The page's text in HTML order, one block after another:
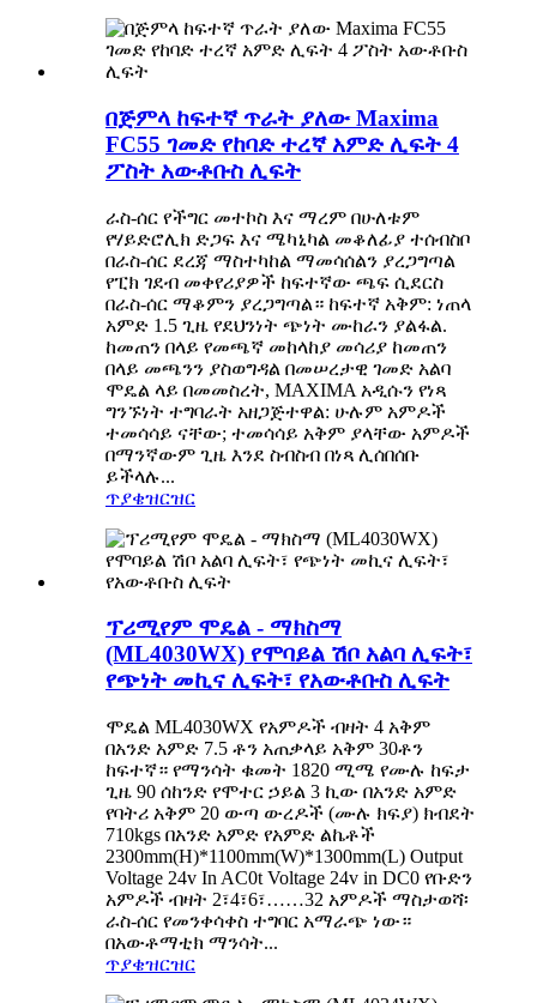
በጅምላ ከፍተኛ ጥራት ያለው Maxima
FC55 ገመድ የከባድ ተረኛ አምድ ሊፍት 4
ፖስት አውቶቡስ ሊፍት
ራስ-ሰር የችግር መተኮስ እና ማረም በሁለቱም
የሃይድሮሊክ ድጋፍ እና ሜካኒካል መቆለፊያ ተሰብስቦ
በራስ-ሰር ደረጃ ማስተካከል ማመሳሰልን ያረጋግጣል
የፒክ ገደብ መቀየሪያዎች ከፍተኛው ጫፍ ሲደርስ
በራስ-ሰር ማቆምን ያረጋግጣል። ከፍተኛ አቅም: ነጠላ
አምድ 1.5 ጊዜ የደህንነት ጭነት ሙከራን ያልፋል.
ከመጠን በላይ የመጫኛ መከላከያ መሳሪያ ከመጠን
በላይ መጫንን ያስወግዳል በመሠረታዊ ገመድ አልባ
ሞዴል ላይ በመመስረት, MAXIMA አዲሱን የነጻ
ግንኙነት ተግባራት አዘጋጅተዋል: ሁሉም አምዶች
ተመሳሳይ ናቸው; ተመሳሳይ አቅም ያላቸው አምዶች
በማንኛውም ጊዜ እንደ ስብስብ በነጻ ሊሰበሰቡ
ይችላሉ...
ጥያቄዝርዝር
ፕሪሚየም ሞዴል - ማክስማ
(ML4030WX) የሞባይል ሽቦ አልባ ሊፍት፣
የጭነት መኪና ሊፍት፣ የአውቶቡስ ሊፍት
ሞዴል ML4030WX የአምዶች ብዛት 4 አቅም
በአንድ አምድ 7.5 ቶን አጠቃላይ አቅም 30ቶን
ከፍተኛ። የማንሳት ቁመት 1820 ሚሜ የሙሉ ከፍታ
ጊዜ 90 ሰከንድ የሞተር ኃይል 3 ኪው በአንድ አምድ
የባትሪ አቅም 20 ውጣ ውረዶች (ሙሉ ክፍያ) ክብደት
710kgs በአንድ አምድ የአምድ ልኬቶች
2300mm(H)*1100mm(W)*1300mm(L) Output
Voltage 24v In AC0t Voltage 24v in DC0 የቡድን
አምዶች ብዛት 2፣4፣6፣……32 አምዶች ማስታወሻ፡
ራስ-ሰር የመንቀሳቀስ ተግባር አማራጭ ነው።
በአውቶማቲክ ማንሳት...
ጥያቄዝርዝር